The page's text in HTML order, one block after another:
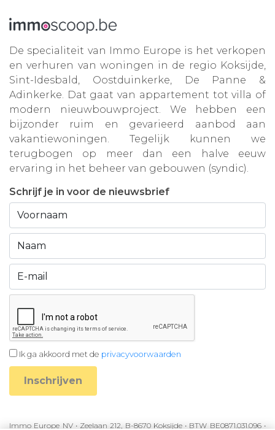
De specialiteit van Immo Europe is het verkopen
en verhuren van woningen in de regio Koksijde,
Sint-Idesbald, Oostduinkerke, De Panne &
Adinkerke. Dat gaat van appartement tot villa of
modern nieuwbouwproject. We hebben een
bijzonder ruim en gevarieerd aanbod aan
vakantiewoningen. Tegelijk kunnen we
terugbogen op meer dan een halve eeuw
ervaring in het beheer van gebouwen (syndic).
Schrijf je in voor de nieuwsbrief
Ik ga akkoord met de privacyvoorwaarden
Inschrijven
Immo Europe NV • Zeelaan 212, B-8670 Koksijde • BTW BE0871.031.096 •